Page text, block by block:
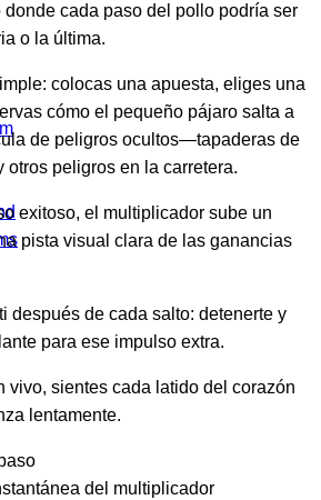
cada paso del pollo podría ser
o la última.
colocas una apuesta, eliges una
cómo el pequeño pájaro salta a
de peligros ocultos—tapaderas de
otros peligros en la carretera.
exitoso, el multiplicador sube un
pista visual clara de las ganancias
después de cada salto: detenerte y
para ese impulso extra.
vivo, sientes cada latido del corazón
lentamente.
del multiplicador